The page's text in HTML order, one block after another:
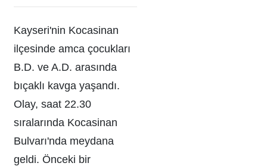
Kayseri'nin Kocasinan
ilçesinde amca çocukları
B.D. ve A.D. arasında
bıçaklı kavga yaşandı.
Olay, saat 22.30
sıralarında Kocasinan
Bulvarı'nda meydana
geldi. Önceki bir